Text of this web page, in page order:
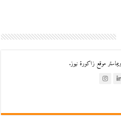
موقع زاكورة نيوز.